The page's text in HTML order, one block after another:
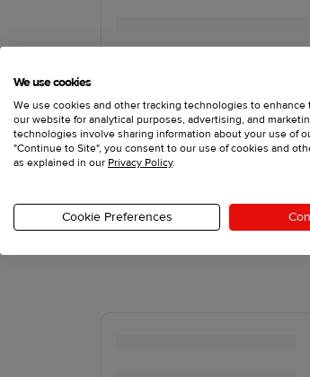
We use cookies
We use cookies and other tracking technologies to
our website for analytical purposes, advertising, and
technologies involve sharing information about your use of
"Continue to Site", you consent to our use of cookies and
as explained in our Privacy Policy.
Cookie Preferences